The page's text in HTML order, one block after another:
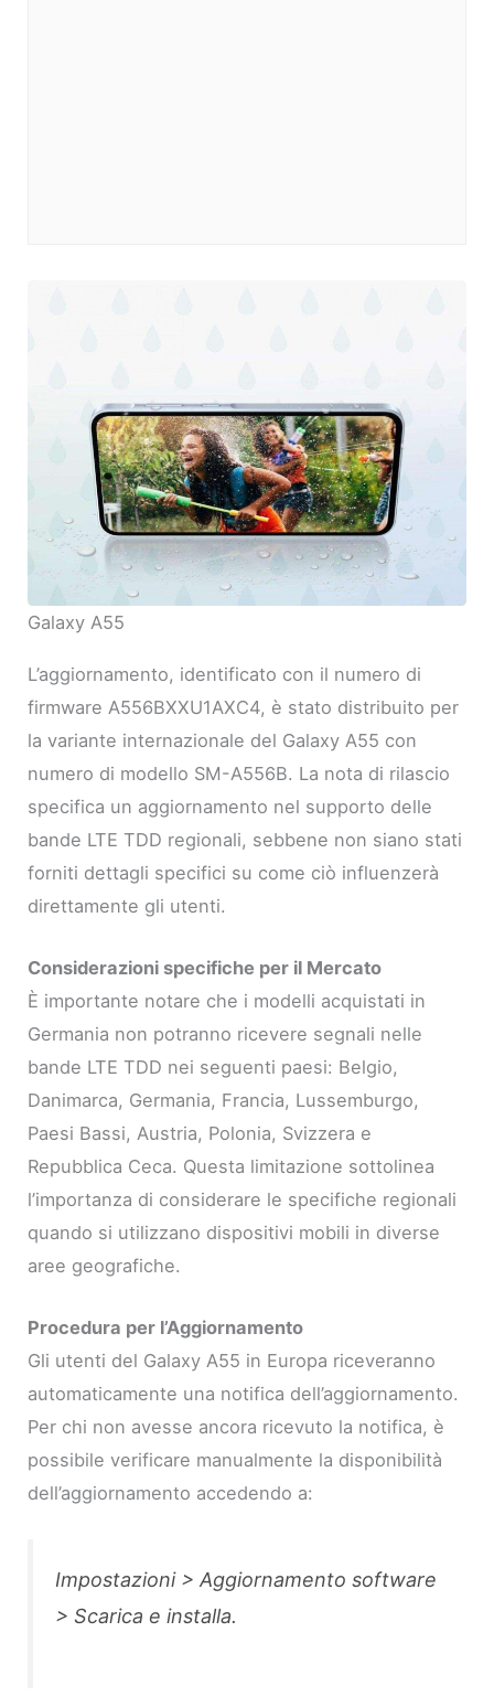
Galaxy A55
L’aggiornamento, identificato con il numero di
firmware A556BXXU1AXC4, è stato distribuito per
la variante internazionale del Galaxy A55 con
numero di modello SM-A556B. La nota di rilascio
specifica un aggiornamento nel supporto delle
bande LTE TDD regionali, sebbene non siano stati
forniti dettagli specifici su come ciò influenzerà
direttamente gli utenti.
Considerazioni specifiche per il Mercato
È importante notare che i modelli acquistati in
Germania non potranno ricevere segnali nelle
bande LTE TDD nei seguenti paesi: Belgio,
Danimarca, Germania, Francia, Lussemburgo,
Paesi Bassi, Austria, Polonia, Svizzera e
Repubblica Ceca. Questa limitazione sottolinea
l’importanza di considerare le specifiche regionali
quando si utilizzano dispositivi mobili in diverse
aree geografiche.
Procedura per l’Aggiornamento
Gli utenti del Galaxy A55 in Europa riceveranno
automaticamente una notifica dell’aggiornamento.
Per chi non avesse ancora ricevuto la notifica, è
possibile verificare manualmente la disponibilità
dell’aggiornamento accedendo a:
Impostazioni > Aggiornamento software
> Scarica e installa.